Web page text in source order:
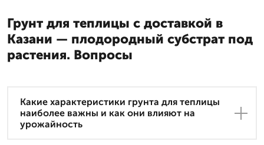
Грунт для теплицы с доставкой в
Казани — плодородный субстрат под
растения. Вопросы
Какие характеристики грунта для теплицы
наиболее важны и как они влияют на
урожайность